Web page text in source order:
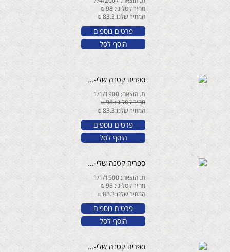
מחיר קטלוגי: 98 ₪
המחיר שלנו:83.3 ₪
פרטים נוספים
הוסף לסל
ספריה קטנה שלי-...
ת. הוצאה: 1/1/1900
מחיר קטלוגי: 98 ₪
המחיר שלנו:83.3 ₪
פרטים נוספים
הוסף לסל
ספריה קטנה שלי-...
ת. הוצאה: 1/1/1900
מחיר קטלוגי: 98 ₪
המחיר שלנו:83.3 ₪
פרטים נוספים
הוסף לסל
ספריה קטנה שלי-...